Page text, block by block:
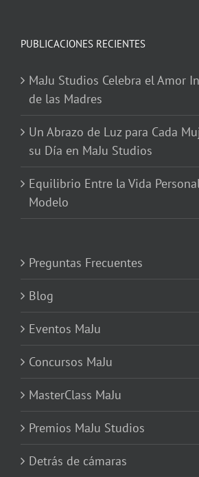
PUBLICACIONES RECIENTES
MaJu Studios Celebra el Amor
de las Madres
Un Abrazo de Luz para Cada
su Día en MaJu Studios
Equilibrio Entre la Vida
Modelo
Preguntas Frecuentes
Blog
Eventos MaJu
Concursos MaJu
MasterClass MaJu
Premios MaJu Studios
Detrás de cámaras